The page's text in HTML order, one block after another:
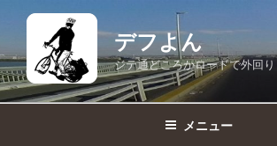
テ
ン
ツ
デフよん
ジテ通どころかロードで外回り
メニュー